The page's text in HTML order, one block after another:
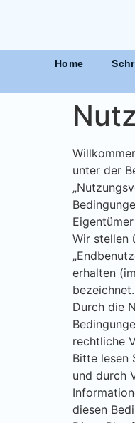
Home
unter der
Wir stellen
erhalten
bezeichnet.
Durch die
rechtliche
Bitte lesen
und durch
diesen